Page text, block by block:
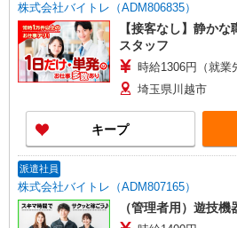
株式会社バイトレ（ADM806835）
【接客なし】静か
スタッフ
時給1306円（就業
埼玉県川越市
キープ
派遣社員
株式会社バイトレ（ADM807165）
（管理者用）遊技